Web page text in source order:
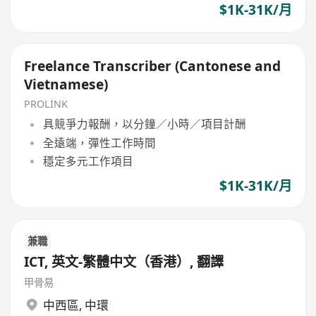
$1K-31K/月
Freelance Transcriber (Cantonese and
Vietnamese)
PROLINK
具競爭力報酬，以分鐘／小時／項目計酬
全遠端，彈性工作時間
穩定多元工作項目
$1K-31K/月
兼職
ICT, 英文-繁體中文（香港）, 翻譯
甲骨易
中西區, 中環